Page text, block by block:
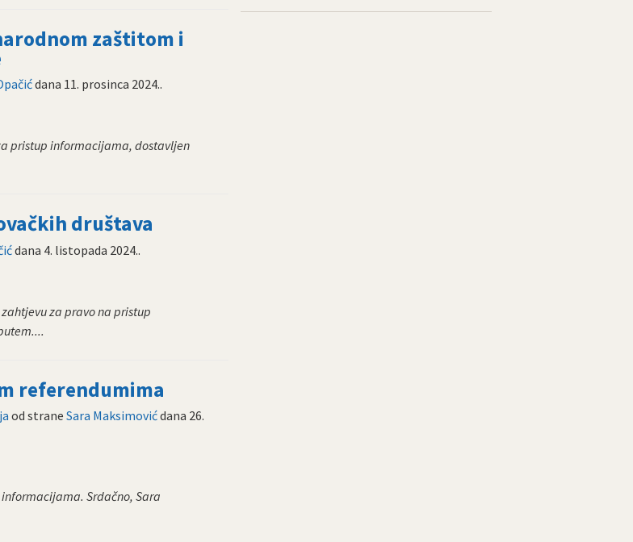
zaštitom i
dana 11. prosinca 2024..
pristup informacijama, dostavljen
društava
dana 4. listopada 2024..
za pravo na pristup
referendumima
od strane Sara Maksimovićdana 26.
Srdačno, Sara